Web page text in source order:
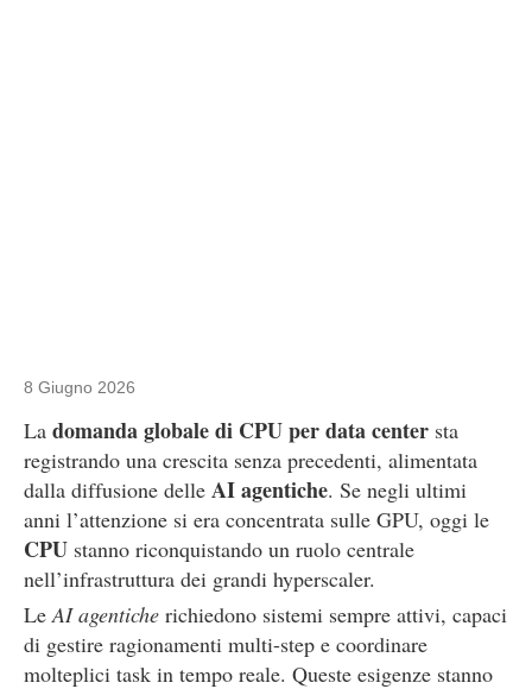
8 Giugno 2026
La domanda globale di CPU per data center sta
registrando una crescita senza precedenti, alimentata
dalla diffusione delle AI agentiche. Se negli ultimi
anni l’attenzione si era concentrata sulle GPU, oggi le
CPU stanno riconquistando un ruolo centrale
nell’infrastruttura dei grandi hyperscaler.
LeAI agentiche richiedono sistemi sempre attivi, capaci
di gestire ragionamenti multi-step e coordinare
molteplici task in tempo reale. Queste esigenze stanno